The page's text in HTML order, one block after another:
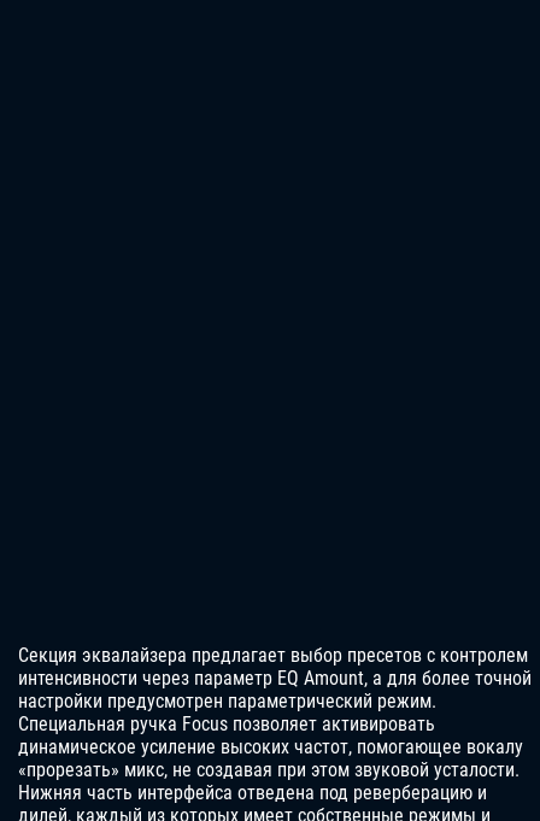
Секция эквалайзера предлагает выбор пресетов с контролем
интенсивности через параметр EQ Amount, а для более точной
настройки предусмотрен параметрический режим.
Специальная ручка Focus позволяет активировать
динамическое усиление высоких частот, помогающее вокалу
«прорезать» микс, не создавая при этом звуковой усталости.
Нижняя часть интерфейса отведена под реверберацию и
дилей, каждый из которых имеет собственные режимы и